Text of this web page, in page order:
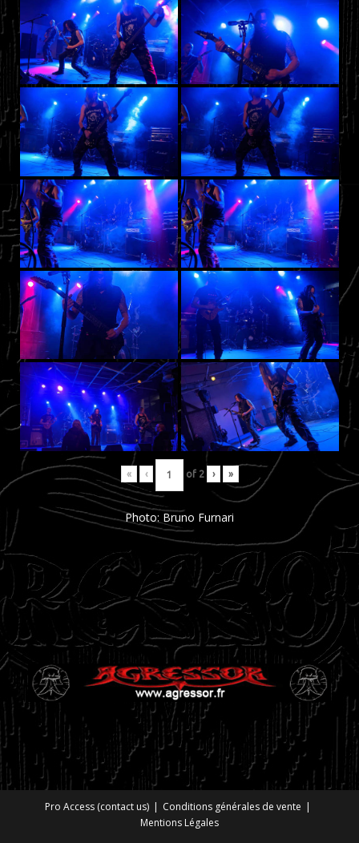
« ‹ of 2 › »
Photo: Bruno Furnari
Pro Access (contact us)
Conditions générales de vente
Mentions Légales